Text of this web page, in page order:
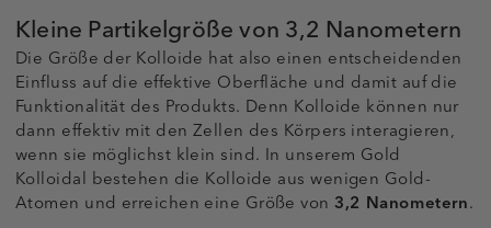
Kleine Partikelgröße von 3,2 Nanometern
Die Größe der Kolloide hat also einen entscheidenden
Einfluss auf die effektive Oberfläche und damit auf die
Funktionalität des Produkts. Denn Kolloide können nur
dann effektiv mit den Zellen des Körpers interagieren,
wenn sie möglichst klein sind. In unserem Gold
Kolloidal bestehen die Kolloide aus wenigen Gold-
Atomen und erreichen eine Größe von 3,2 Nanometern.